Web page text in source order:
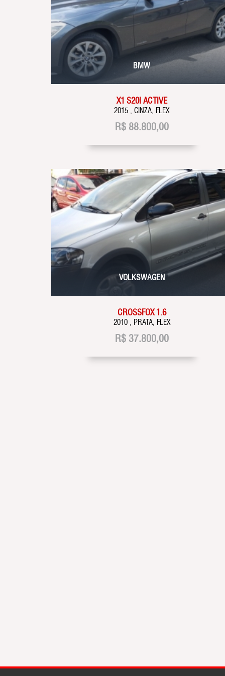
BMW
X1 S20I ACTIVE
2015 , CINZA, FLEX
R$88.800,00
VOLKSWAGEN
CROSSFOX 1.6
2010 , PRATA, FLEX
R$37.800,00